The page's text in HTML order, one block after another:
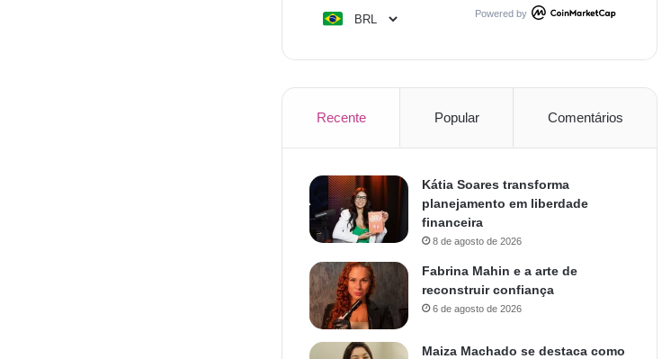
Powered by
Recente Popular Comentários
Kátia Soares transforma
planejamento em liberdade
financeira
8 de agosto de 2026
Fabrina Mahin e a arte de
reconstruir confiança
6 de agosto de 2026
Maiza Machado se destaca como